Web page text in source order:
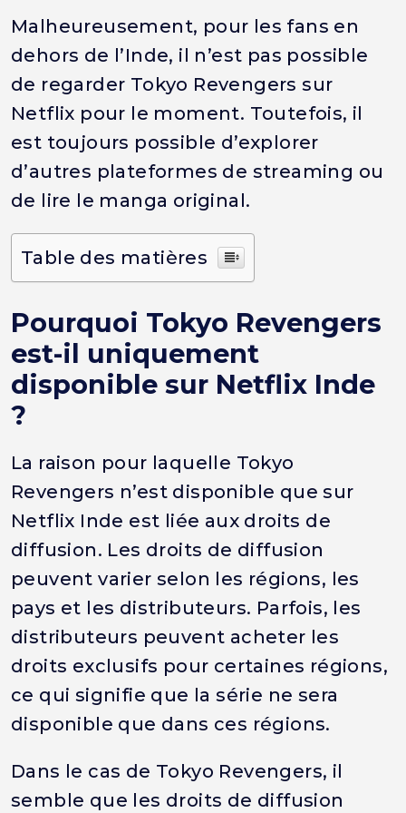
Malheureusement, pour les fans en
dehors de l’Inde, il n’est pas possible
de regarder Tokyo Revengers sur
Netflix pour le moment. Toutefois, il
est toujours possible d’explorer
d’autres plateformes de streaming ou
de lire le manga original.
Table des matières
Pourquoi Tokyo Revengers
est-il uniquement
disponible sur Netflix Inde
?
La raison pour laquelle Tokyo
Revengers n’est disponible que sur
Netflix Inde est liée aux droits de
diffusion. Les droits de diffusion
peuvent varier selon les régions, les
pays et les distributeurs. Parfois, les
distributeurs peuvent acheter les
droits exclusifs pour certaines régions,
ce qui signifie que la série ne sera
disponible que dans ces régions.
Dans le cas de Tokyo Revengers, il
semble que les droits de diffusion